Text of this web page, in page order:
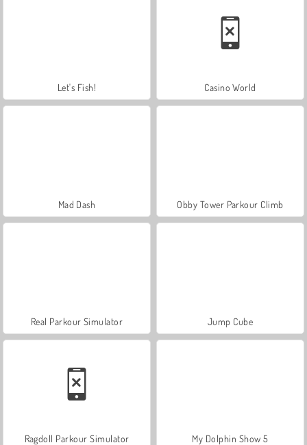
Let's Fish! Casino World
Mad Dash Obby Tower Parkour Climb
Real Parkour Simulator Jump Cube
Ragdoll Parkour Simulator My Dolphin Show 5